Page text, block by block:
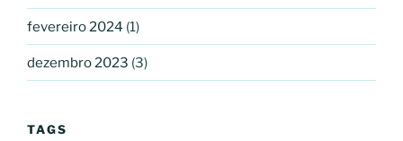
fevereiro 2024 (1)
dezembro 2023 (3)
TAGS